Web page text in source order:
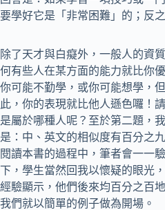
要學好它是「非常困難」的；反
除了天才與白癡外，一般人的資
何有些人在某方面的能力就比你
你可能不勤學，或你可能想學，
此，你的表現就比他人遜色囉！
是屬於哪種人呢？至於第二題，
是：中、英文的相似度有百分之
閱讀本書的過程中，筆者會一一
下，學生當然回我以懷疑的眼光
經驗顯示，他們後來均百分之百
我們就以簡單的例子做為開場。